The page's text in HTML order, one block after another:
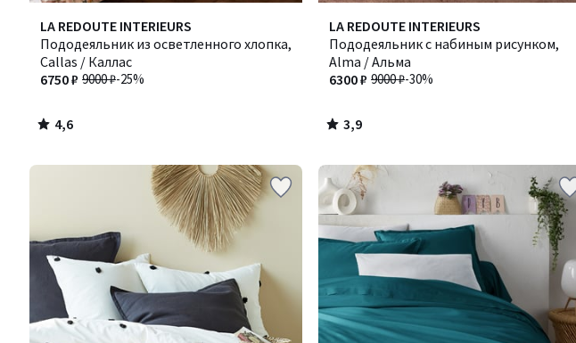
LA REDOUTE INTERIEURS
Пододеяльник из осветленного хлопка,
Callas / Каллас
9000 ₽-25%
6750 ₽
4,6
/ 5
4,6
/
LA REDOUTE INTERIEURS
Пододеяльник с набиным рисунком,
Alma / Альма
9000 ₽-30%
6300 ₽
3,9
/ 5
3,9
/